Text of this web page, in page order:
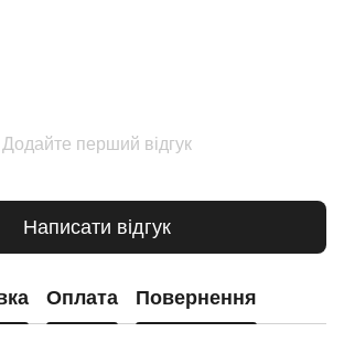
Додайте перший відгук
Написати відгук
Оплата Повернення